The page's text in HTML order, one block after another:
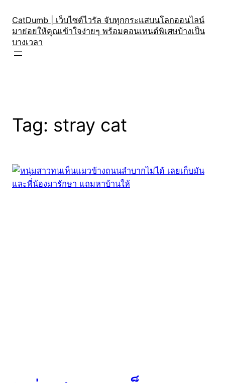
content
CatDumb | เว็บไซต์ไวรัล จับทุกกระแสบนโลกออนไลน์
มาย่อยให้คุณเข้าใจง่ายๆ พร้อมคอนเทนต์พิเศษบ้างเป็น
บางเวลา
Tag: stray cat